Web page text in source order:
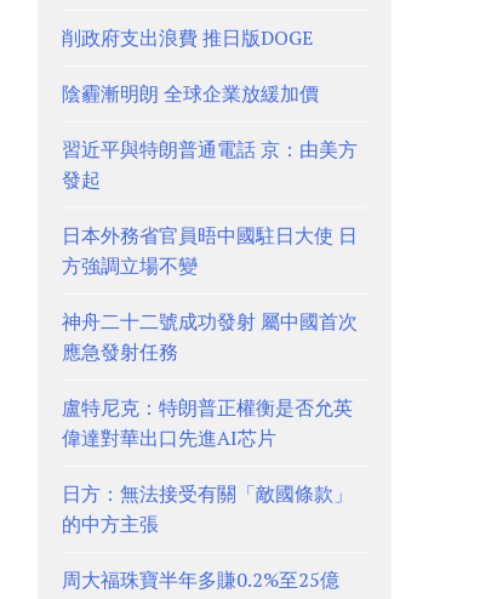
削政府支出浪費 推日版DOGE
陰霾漸明朗 全球企業放緩加價
習近平與特朗普通電話 京：由美方
發起
日本外務省官員晤中國駐日大使 日
方強調立場不變
神舟二十二號成功發射 屬中國首次
應急發射任務
盧特尼克：特朗普正權衡是否允英
偉達對華出口先進AI芯片
日方：無法接受有關「敵國條款」
的中方主張
周大福珠寶半年多賺0.2%至25億